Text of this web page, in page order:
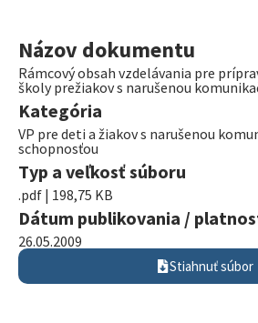
Názov dokumentu
Rámcový obsah vzdelávania pre
školy prežiakov s narušenou
Kategória
VP pre deti a žiakov s narušenou
schopnosťou
Typ a veľkosť súboru
.pdf | 198,75 KB
Dátum publikovania /
26.05.2009
Stiahnuť súbor